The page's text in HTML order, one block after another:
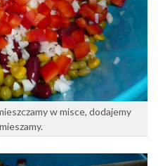
w misce, dodajemy